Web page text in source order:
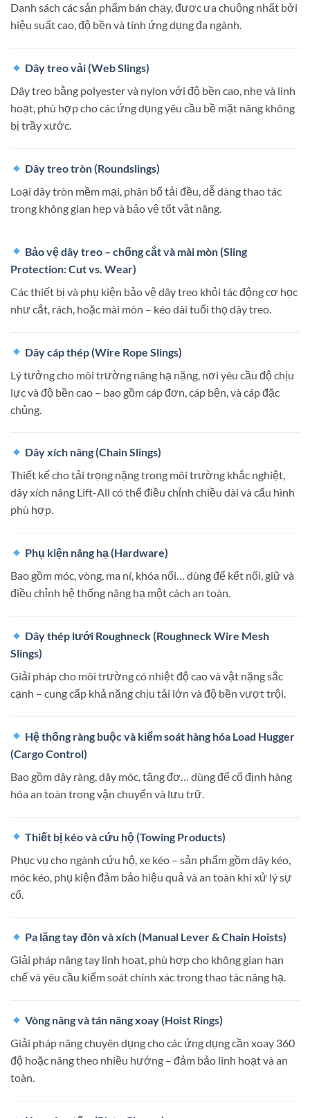
Danh sách các sản phẩm bán chạy, được ưa chuộng nhất bởi
hiệu suất cao, độ bền và tính ứng dụng đa ngành.
Dây treo vải (Web Slings)
Dây treo bằng polyester và nylon với độ bền cao, nhẹ và linh
hoạt, phù hợp cho các ứng dụng yêu cầu bề mặt nâng không
bị trầy xước.
Dây treo tròn (Roundslings)
Loại dây tròn mềm mại, phân bổ tải đều, dễ dàng thao tác
trong không gian hẹp và bảo vệ tốt vật nâng.
Bảo vệ dây treo – chống cắt và mài mòn (Sling
Protection: Cut vs. Wear)
Các thiết bị và phụ kiện bảo vệ dây treo khỏi tác động cơ học
như cắt, rách, hoặc mài mòn – kéo dài tuổi thọ dây treo.
Dây cáp thép (Wire Rope Slings)
Lý tưởng cho môi trường nâng hạ nặng, nơi yêu cầu độ chịu
lực và độ bền cao – bao gồm cáp đơn, cáp bện, và cáp đặc
chủng.
Dây xích nâng (Chain Slings)
Thiết kế cho tải trọng nặng trong môi trường khắc nghiệt,
dây xích nâng Lift-All có thể điều chỉnh chiều dài và cấu hình
phù hợp.
Phụ kiện nâng hạ (Hardware)
Bao gồm móc, vòng, ma ní, khóa nối… dùng để kết nối, giữ và
điều chỉnh hệ thống nâng hạ một cách an toàn.
Dây thép lưới Roughneck (Roughneck Wire Mesh
Slings)
Giải pháp cho môi trường có nhiệt độ cao và vật nặng sắc
cạnh – cung cấp khả năng chịu tải lớn và độ bền vượt trội.
Hệ thống ràng buộc và kiểm soát hàng hóa Load Hugger
(Cargo Control)
Bao gồm dây ràng, dây móc, tăng đơ… dùng để cố định hàng
hóa an toàn trong vận chuyển và lưu trữ.
Thiết bị kéo và cứu hộ (Towing Products)
Phục vụ cho ngành cứu hộ, xe kéo – sản phẩm gồm dây kéo,
móc kéo, phụ kiện đảm bảo hiệu quả và an toàn khi xử lý sự
cố.
Pa lăng tay đòn và xích (Manual Lever & Chain Hoists)
Giải pháp nâng tay linh hoạt, phù hợp cho không gian hạn
chế và yêu cầu kiểm soát chính xác trong thao tác nâng hạ.
Vòng nâng và tán nâng xoay (Hoist Rings)
Giải pháp nâng chuyên dụng cho các ứng dụng cần xoay 360
độ hoặc nâng theo nhiều hướng – đảm bảo linh hoạt và an
toàn.